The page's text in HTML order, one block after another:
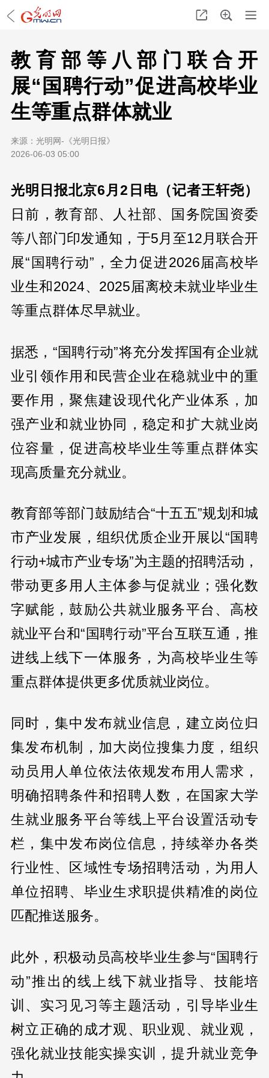
教育部等八部门联合开
展“国聘行动”促进高校毕业
生等重点群体就业
来源： 光明网-《光明日报》
2026-06-03 05:00
光明日报北京6月2日电（记者王轩尧）
日前，教育部、人社部、国务院国资委
等八部门印发通知，于5月至12月联合开
展“国聘行动”，全力促进2026届高校毕
业生和2024、2025届离校未就业毕业生
等重点群体尽早就业。
据悉，“国聘行动”将充分发挥国有企业就
业引领作用和民营企业在稳就业中的重
要作用，聚焦建设现代化产业体系，加
强产业和就业协同，稳定和扩大就业岗
位容量，促进高校毕业生等重点群体实
现高质量充分就业。
教育部等部门鼓励结合“十五五”规划和城
市产业发展，组织优质企业开展以“国聘
行动+城市产业专场”为主题的招聘活动，
带动更多用人主体参与促就业；强化数
字赋能，鼓励公共就业服务平台、高校
就业平台和“国聘行动”平台互联互通，推
进线上线下一体服务，为高校毕业生等
重点群体提供更多优质就业岗位。
同时，集中发布就业信息，建立岗位归
集发布机制，加大岗位搜集力度，组织
动员用人单位依法依规发布用人需求，
明确招聘条件和招聘人数，在国家大学
生就业服务平台等线上平台设置活动专
栏，集中发布岗位信息，持续举办各类
行业性、区域性专场招聘活动，为用人
单位招聘、毕业生求职提供精准的岗位
匹配推送服务。
此外，积极动员高校毕业生参与“国聘行
动”推出的线上线下就业指导、技能培
训、实习见习等主题活动，引导毕业生
树立正确的成才观、职业观、就业观，
强化就业技能实操实训，提升就业竞争